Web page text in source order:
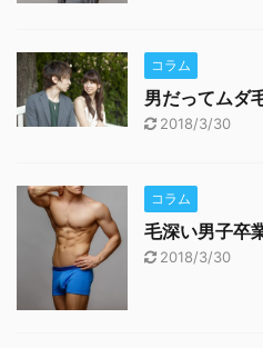
コラム
男だってムダ
2018/3/30
コラム
毛深い男子卒
2018/3/30